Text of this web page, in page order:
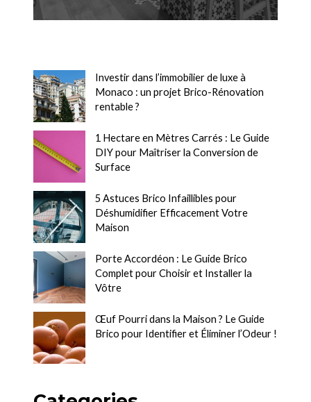
Investir dans l’immobilier de luxe à
Monaco : un projet Brico-Rénovation
rentable ?
1 Hectare en Mètres Carrés : Le Guide
DIY pour Maîtriser la Conversion de
Surface
5 Astuces Brico Infaillibles pour
Déshumidifier Efficacement Votre
Maison
Porte Accordéon : Le Guide Brico
Complet pour Choisir et Installer la
Vôtre
Œuf Pourri dans la Maison ? Le Guide
Brico pour Identifier et Éliminer l’Odeur !